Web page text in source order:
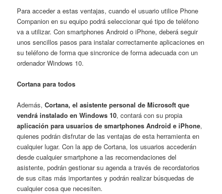
Para acceder a estas ventajas, cuando el usuario utilice Phone
Companion en su equipo podrá seleccionar qué tipo de teléfono
va a utilizar. Con smartphones Android o iPhone, deberá seguir
unos sencillos pasos para instalar correctamente aplicaciones en
su teléfono de forma que sincronice de forma adecuada con un
ordenador Windows 10.
Cortana para todos
Además,Cortana, el asistente personal de Microsoft que
vendrá instalado en Windows 10, contará con su propia
aplicación para usuarios de smartphones Android e iPhone,
quienes podrán disfrutar de las ventajas de esta herramienta en
cualquier lugar. Con la app de Cortana, los usuarios accederán
desde cualquier smartphone a las recomendaciones del
asistente, podrán gestionar su agenda a través de recordatorios
de sus citas más importantes y podrán realizar búsquedas de
cualquier cosa que necesiten.